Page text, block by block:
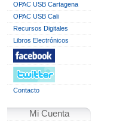
OPAC USB Cartagena
OPAC USB Cali
Recursos Digitales
Libros Electrónicos
Contacto
Mi Cuenta